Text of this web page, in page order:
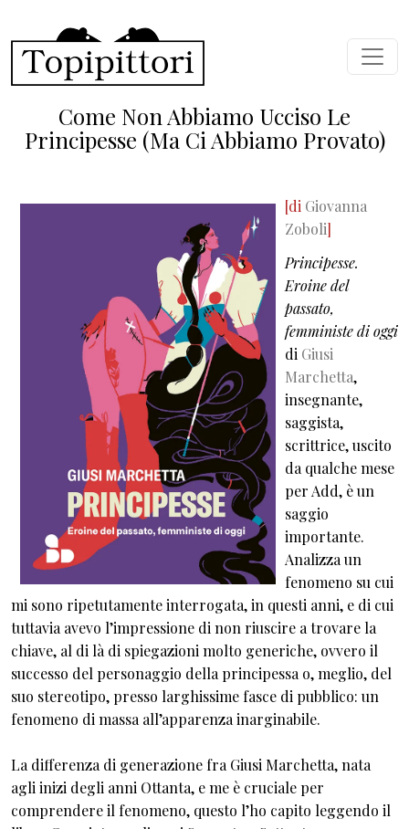
Come Non Abbiamo Ucciso Le
Principesse (ma Ci Abbiamo Provato)
[di Giovanna
Zoboli]
Principesse.
Eroine del
passato,
femministe di oggi
di Giusi
Marchetta,
insegnante,
saggista,
scrittrice, uscito
da qualche mese
per Add, è un
saggio
importante.
Analizza un
fenomeno su cui
mi sono ripetutamente interrogata, in questi anni, e di cui
tuttavia avevo l’impressione di non riuscire a trovare la
chiave, al di là di spiegazioni molto generiche, ovvero il
successo del personaggio della principessa o, meglio, del
suo stereotipo, presso larghissime fasce di pubblico: un
fenomeno di massa all’apparenza inarginabile.
La differenza di generazione fra Giusi Marchetta, nata
agli inizi degli anni Ottanta, e me è cruciale per
comprendere il fenomeno, questo l’ho capito leggendo il